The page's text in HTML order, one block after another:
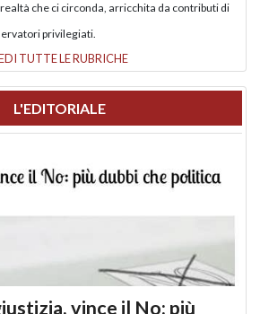
che ci circonda, arricchita da contributi di
privilegiati.
TUTTE LE RUBRICHE
L'EDITORIALE
vince il No: più